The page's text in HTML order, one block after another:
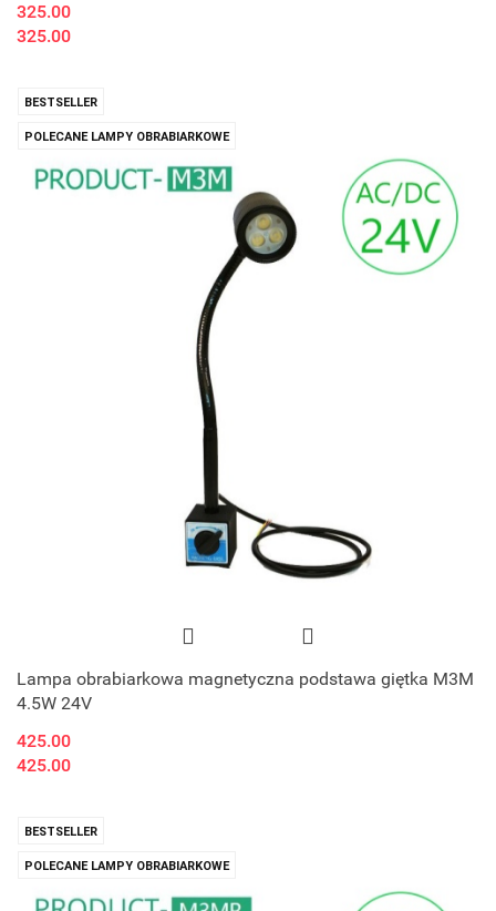
325.00
325.00
BESTSELLER
POLECANE LAMPY OBRABIARKOWE
Lampa obrabiarkowa magnetyczna podstawa giętka M3M
4.5W 24V
425.00
425.00
BESTSELLER
POLECANE LAMPY OBRABIARKOWE